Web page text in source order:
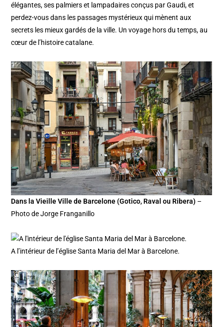
élégantes, ses palmiers et lampadaires conçus par Gaudi, et
perdez-vous dans les passages mystérieux qui mènent aux
secrets les mieux gardés de la ville. Un voyage hors du temps, au
cœur de l’histoire catalane.
Dans la Vieille Ville de Barcelone (Gotico, Raval ou Ribera) –
Photo de Jorge Franganillo
A l’intérieur de l’église Santa Maria del Mar à Barcelone.